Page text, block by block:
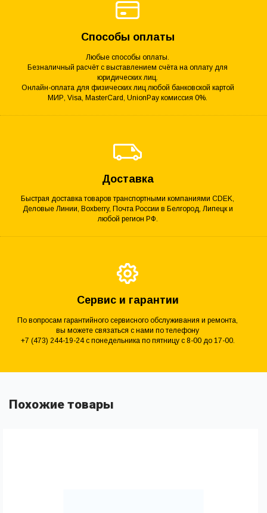
Способы оплаты
Любые способы оплаты.
Безналичный расчёт с выставлением счёта на оплату для
юридических лиц.
Онлайн-оплата для физических лиц любой банковской картой
МИР, Visa, MasterCard, UnionPay комиссия 0%.
Доставка
Быстрая доставка товаров транспортными компаниями CDEK,
Деловые Линии, Boxberry, Почта России в Белгород, Липецк и
любой регион РФ.
Сервис и гарантии
По вопросам гарантийного сервисного обслуживания и ремонта,
вы можете связаться с нами по телефону
+7 (473) 244-19-24 с понедельника по пятницу с 8-00 до 17-00.
Похожие товары